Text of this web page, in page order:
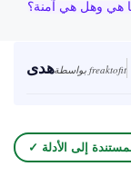
هي وهل هي آمنة؟
هدى بواسطة freaktofit
المستندة إلى الأدلة